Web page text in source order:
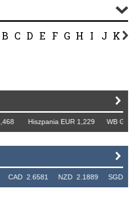
B C D E F G H I J K L
EUR 1,229 WB GBP
NZD 2.1889 SGD 2.9048